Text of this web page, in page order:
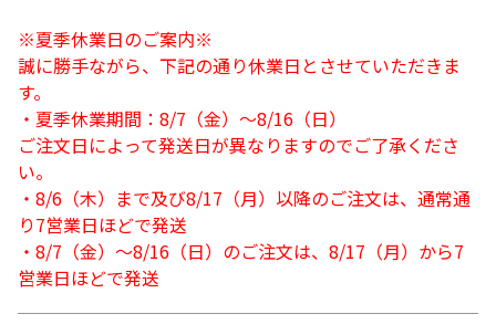
※夏季休業日のご案内※
誠に勝手ながら、下記の通り休業日とさせていただきま
す。
・夏季休業期間：8/7（金）～8/16（日）
ご注文日によって発送日が異なりますのでご了承くださ
い。
・8/6（木）まで及び8/17（月）以降のご注文は、通常通
り7営業日ほどで発送
・8/7（金）～8/16（日）のご注文は、8/17（月）から7
営業日ほどで発送